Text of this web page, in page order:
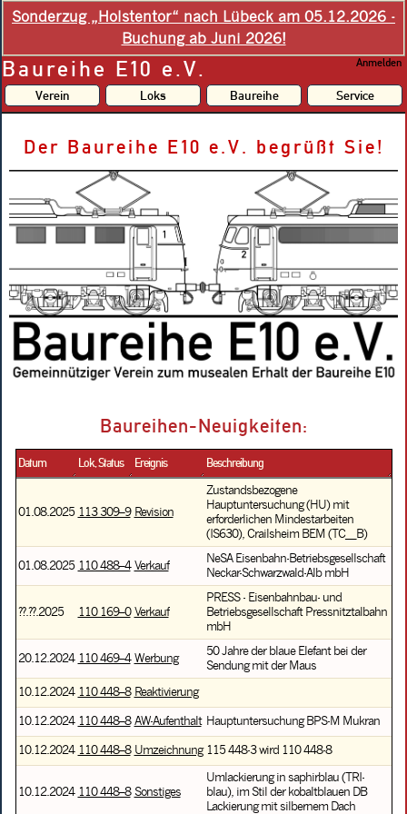
Sonderzug „Holstentor“ nach Lübeck am 05.12.2026 -
Buchung ab Juni 2026!
Baureihe E10 e.V. Anmelden
Verein Loks Baureihe Service
Der Baureihe E10 e.V. begrüßt Sie!
Baureihen-Neuigkeiten:
Datum Lok, Status Ereignis Beschreibung
01.08.2025 113 309–9 Revision
Zustandsbezogene
Hauptuntersuchung (HU) mit
erforderlichen Mindestarbeiten
(IS630), Crailsheim BEM (TC__B)
01.08.2025 110 488–4 Verkauf
NeSA Eisenbahn-Betriebsgesellschaft
Neckar-Schwarzwald-Alb mbH
??.??.2025 110 169–0 Verkauf
PRESS - Eisenbahnbau- und
Betriebsgesellschaft Pressnitztalbahn
mbH
20.12.2024 110 469–4 Werbung
50 Jahre der blaue Elefant bei der
Sendung mit der Maus
10.12.2024 110 448–8 Reaktivierung
10.12.2024 110 448–8 AW-Aufenthalt Hauptuntersuchung BPS-M Mukran
10.12.2024 110 448–8 Umzeichnung 115 448-3 wird 110 448-8
10.12.2024 110 448–8 Sonstiges
Umlackierung in saphirblau (TRI-
blau), im Stil der kobaltblauen DB
Lackierung mit silbernem Dach